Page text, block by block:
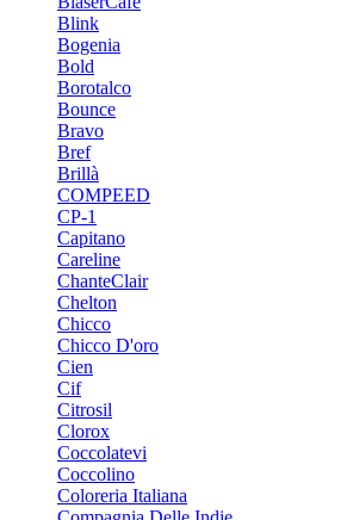
Blink
Bogenia
Bold
Borotalco
Bounce
Bravo
Bref
Brillà
COMPEED
CP-1
Capitano
Careline
ChanteСlair
Chelton
Chicco
Chicco D'oro
Cien
Cif
Citrosil
Clorox
Coccolatevi
Coccolino
Coloreria Italiana